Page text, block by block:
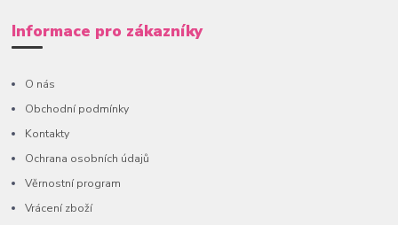
Informace pro zákazníky
O nás
Obchodní podmínky
Kontakty
Ochrana osobních údajů
Věrnostní program
Vrácení zboží